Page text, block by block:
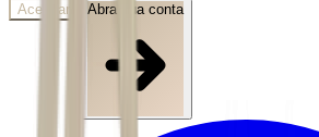
Acessar
Abra sua conta